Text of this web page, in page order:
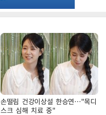
손떨림 건강이상설 한승연…"목디
스크 심해 치료 중"